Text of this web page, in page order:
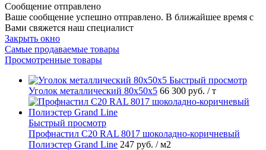
Сообщение отправлено
Ваше сообщение успешно отправлено. В ближайшее время с
Вами свяжется наш специалист
Закрыть окно
Самые продаваемые товары
Просмотренные товары
Быстрый просмотр
Уголок металлический 80х50х5 66 300 руб. / т
Быстрый просмотр
Профнастил С20 RAL 8017 шоколадно-коричневый
Полиэстер Grand Line 247 руб. / м2